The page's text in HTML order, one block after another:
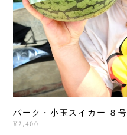
パーク・小玉スイカー ８号
¥2,400